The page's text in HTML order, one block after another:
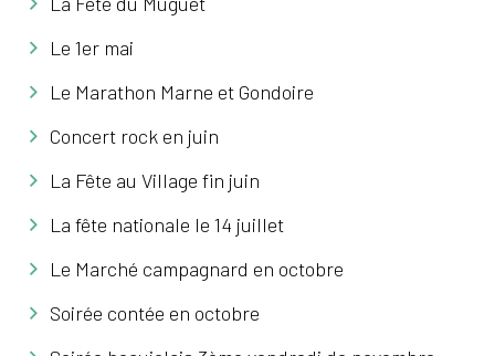
Le 1er mai
Le Marathon Marne et Gondoire
Concert rock en juin
La Fête au Village fin juin
La fête nationale le 14 juillet
Le Marché campagnard en octobre
Soirée contée en octobre